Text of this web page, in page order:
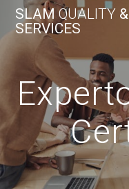
SLAM QUALITY &
SERVICES